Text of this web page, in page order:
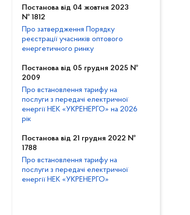
Кодексу газорозподільних систем
Постанова від 04 жовтня 2023
№ 1812
Про затвердження Порядку
реєстрації учасників оптового
енергетичного ринку
Постанова від 05 грудня 2025 №
2009
Про встановлення тарифу на
послуги з передачі електричної
енергії НЕК «УКРЕНЕРГО» на 2026
рік
Постанова від 21 грудня 2022 №
1788
Про встановлення тарифу на
послуги з передачі електричної
енергії НЕК «УКРЕНЕРГО»